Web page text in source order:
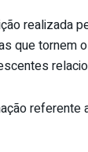
realizada
que tornem